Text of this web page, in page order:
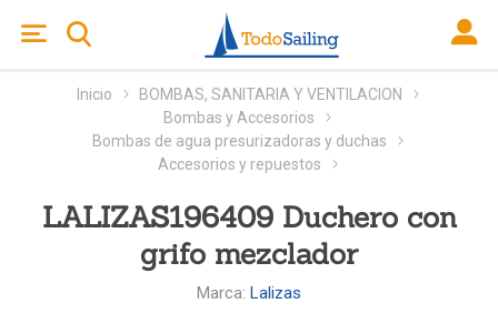
Inicio
BOMBAS, SANITARIA Y VENTILACION
Bombas y Accesorios
Bombas de agua presurizadoras y duchas
Accesorios y repuestos
LALIZAS196409 Duchero con
grifo mezclador
Marca: Lalizas